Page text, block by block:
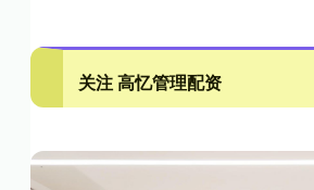
关注 高忆管理配资